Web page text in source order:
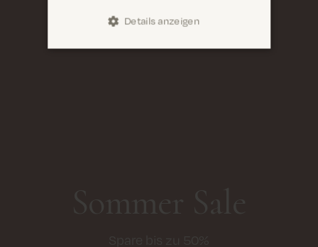
Details anzeigen